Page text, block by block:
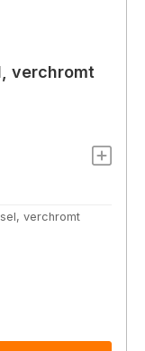
verchromt
verchromt